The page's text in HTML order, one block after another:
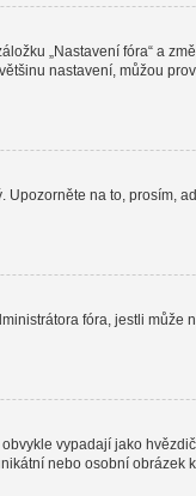
„Nastavení fóra“ a
nastavení, můžou
na to, prosím,
fóra, jestli může
vypadají jako
nebo osobní obrázek